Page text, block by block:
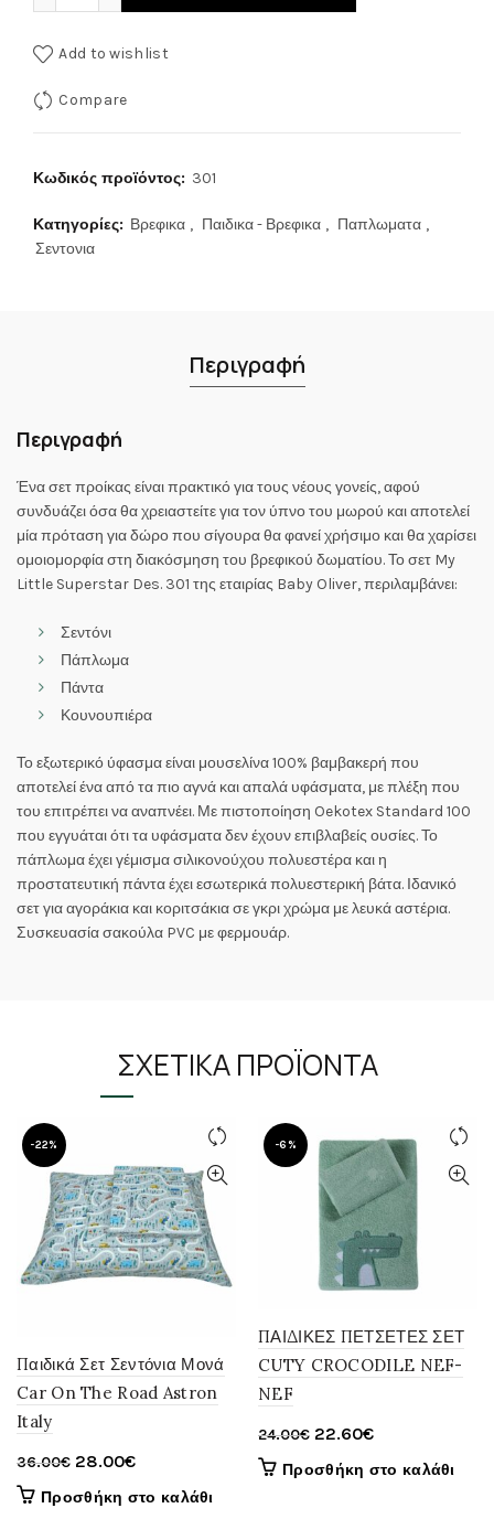
Add to wishlist
Compare
Κωδικός προϊόντος: 301
Κατηγορίες: Βρεφικα , Παιδικα - Βρεφικα , Παπλωματα ,
Σεντονια
Περιγραφή
Περιγραφή
Ένα σετ προίκας είναι πρακτικό για τους νέους γονείς, αφού
συνδυάζει όσα θα χρειαστείτε για τον ύπνο του μωρού και αποτελεί
μία πρόταση για δώρο που σίγουρα θα φανεί χρήσιμο και θα χαρίσει
ομοιομορφία στη διακόσμηση του βρεφικού δωματίου. Το σετ My
Little Superstar Des. 301 της εταιρίας Baby Oliver, περιλαμβάνει:
Σεντόνι
Πάπλωμα
Πάντα
Κουνουπιέρα
Το εξωτερικό ύφασμα είναι μουσελίνα 100% βαμβακερή που
αποτελεί ένα από τα πιο αγνά και απαλά υφάσματα, με πλέξη που
του επιτρέπει να αναπνέει. Με πιστοποίηση Oekotex Standard 100
που εγγυάται ότι τα υφάσματα δεν έχουν επιβλαβείς ουσίες. Το
πάπλωμα έχει γέμισμα σιλικονούχου πολυεστέρα και η
προστατευτική πάντα έχει εσωτερικά πολυεστερική βάτα. Ιδανικό
σετ για αγοράκια και κοριτσάκια σε γκρι χρώμα με λευκά αστέρια.
Συσκευασία σακούλα PVC με φερμουάρ.
ΣΧΕΤΙΚΆ ΠΡΟΪΌΝΤΑ
-22%
Παιδικά Σετ Σεντόνια Μονά
Car On The Road Astron
Italy
36.00€ Original
price
28.00€Η
τρέχουσα
Προσθήκη στο καλάθι
-6%
ΠΑΙΔΙΚΕΣ ΠΕΤΣΕΤΕΣ ΣΕΤ
CUTY CROCODILE NEF-
NEF
24.00€ Original
price
22.60€Η
τρέχουσα
Προσθήκη στο καλάθι